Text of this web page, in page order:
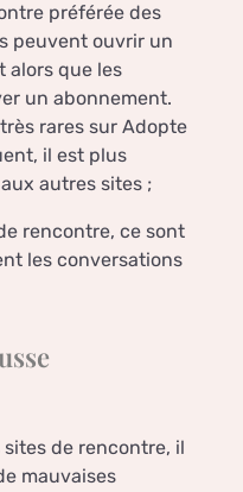
préférée des
peuvent ouvrir un
alors que les
un abonnement.
rares sur Adopte
il est plus
autres sites ;
rencontre, ce sont
les conversations
de rencontre, il
mauvaises